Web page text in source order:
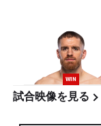
WIN
試合映像を見る